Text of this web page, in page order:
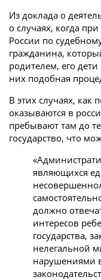
Из доклада о
о случаях, когда
России по
гражданина,
родителем, его
них подобная
В этих случаях, как
оказываются в
пребывают там до
государство, что
являющихся
должно
интересов
государства,
нелегальной
нарушениями